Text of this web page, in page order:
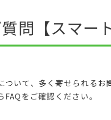
問【スマー
ついて、多く寄せられる
をご確認ください。